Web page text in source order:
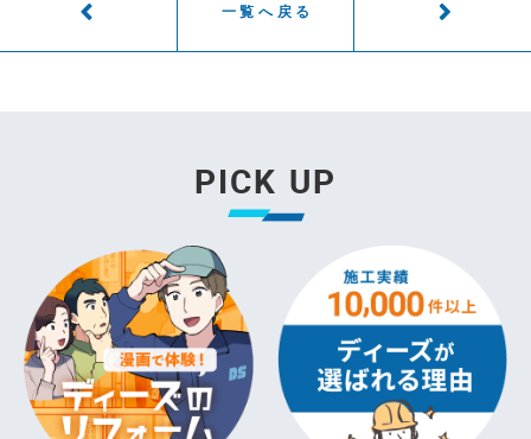
一覧へ戻る
PICK UP